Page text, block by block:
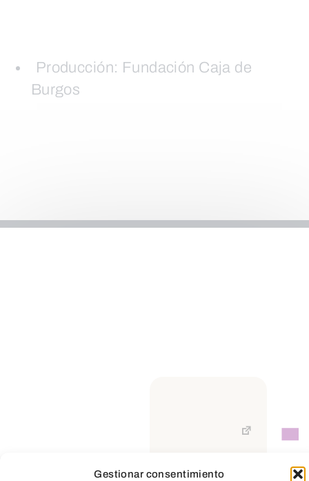
Gestionar consentimiento
TeleEntradas
Producción: Fundación Caja de
Burgos